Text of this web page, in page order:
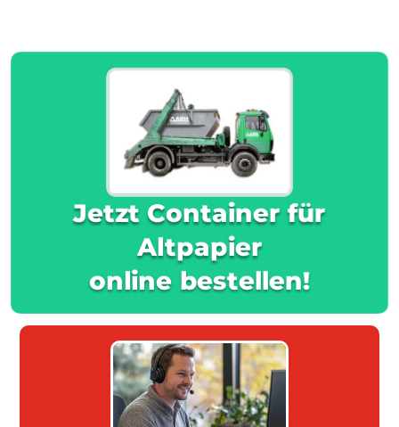
Jetzt Container für
Altpapier
online bestellen!